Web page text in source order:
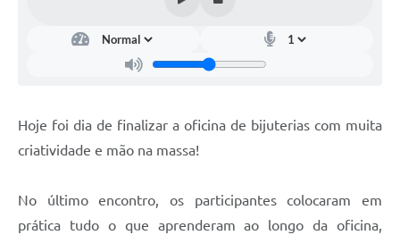
Hoje foi dia de finalizar a oficina de bijuterias com muita
criatividade e mão na massa!
No último encontro, os participantes colocaram em
prática tudo o que aprenderam ao longo da oficina,